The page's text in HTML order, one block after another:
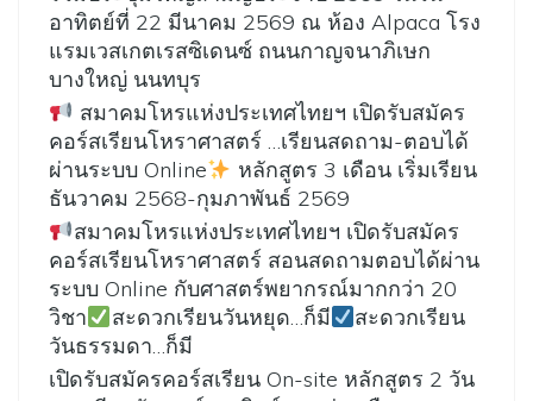
อาทิตย์ที่ 22 มีนาคม 2569 ณ ห้อง Alpaca โรง
แรมเวสเกตเรสซิเดนซ์ ถนนกาญจนาภิเษก
บางใหญ่ นนทบุร
สมาคมโหรแห่งประเทศไทยฯ เปิดรับสมัคร
คอร์สเรียนโหราศาสตร์ …เรียนสดถาม-ตอบได้
ผ่านระบบ Online
หลักสูตร 3 เดือน เริ่มเรียน
ธันวาคม 2568-กุมภาพันธ์ 2569
สมาคมโหรแห่งประเทศไทยฯ เปิดรับสมัคร
คอร์สเรียนโหราศาสตร์ สอนสดถามตอบได้ผ่าน
ระบบ Online กับศาสตร์พยากรณ์มากกว่า 20
วิชา
สะดวกเรียนวันหยุด…ก็มี
สะดวกเรียน
วันธรรมดา…ก็มี
เปิดรับสมัครคอร์สเรียน On-site หลักสูตร 2 วัน